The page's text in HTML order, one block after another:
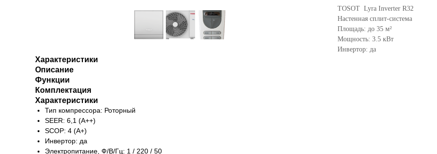
TOSOT Lyra Inverter R32
Настенная сплит-система
Площадь: до 35 м²
Мощность: 3.5 кВт
Инвертор: да
Характеристики
Описание
Функции
Комплектация
Характеристики
Тип компрессора: Роторный
SEER: 6,1 (A++)
SCOP: 4 (A+)
Инвертор: да
Электропитание, Ф/В/Гц: 1 / 220 / 50